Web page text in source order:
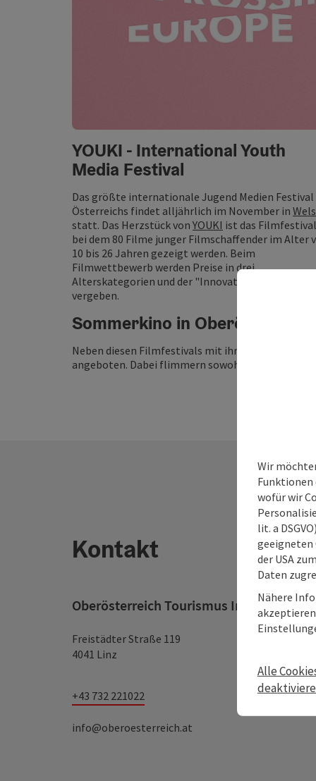
YOUKI - International Youth
Media Festival
Das größte internationale Jugend Medien Festival
Österreichs findet alljährlich im November in Wels
statt. Das Herzstück von YOUKI ist das
bei dem 80 Filme junger Filmschaffender im Alter
10 bis 26 Jahren gezeigt werden. Beim
Filmwettbewerb werden Preise in drei
Alterskategorien und der "Innovative Film Award"
vergeben.
Sommerkino in Oberösterreich
Neben diesen Filmfestivals mit ihren
angeboten. Dabei flimmern sowohl Hollywood-
Kontakt
Oberösterreich Tourismus Information
Freistädter Straße 119
4041 Linz
+43 732 221022
info@oberoesterreich.at
Wir
Funktionen
wofür wir
lit. a
geeigneten
der USA
Daten
Nähere
akzeptieren
Alle